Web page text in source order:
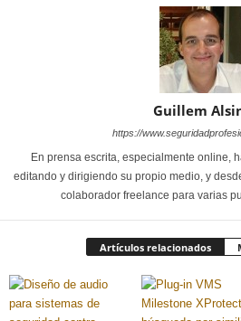
Guillem
https://
En prensa escrita, especialmente online,
editando y dirigiendo su propio medio, y
colaborador freelance para varias
Artículos relacionados